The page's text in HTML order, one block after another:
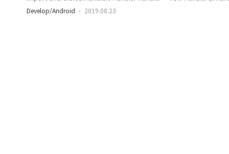
@Override public void run(){ // 실행할 코드 } }, 1000); // 몇초 뒤에 실
ms ) 주의사항! 이건 내가 잘 몰랐을때 고생했었던 경험담인데... Handler
Develop/Android 2019.08.23